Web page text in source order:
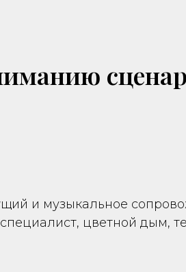
и музыкальное
цветной дым,